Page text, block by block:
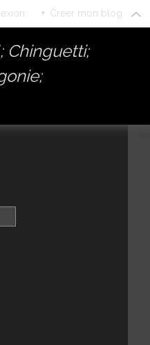
+ Créer mon blog
Chinguetti;